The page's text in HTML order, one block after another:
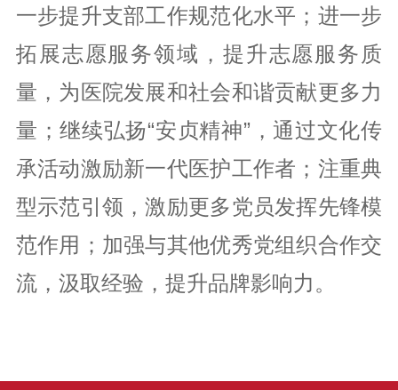
一步提升支部工作规范化水平；进一步
拓展志愿服务领域，提升志愿服务质
量，为医院发展和社会和谐贡献更多力
量；继续弘扬“安贞精神”，通过文化传
承活动激励新一代医护工作者；注重典
型示范引领，激励更多党员发挥先锋模
范作用；加强与其他优秀党组织合作交
流，汲取经验，提升品牌影响力。